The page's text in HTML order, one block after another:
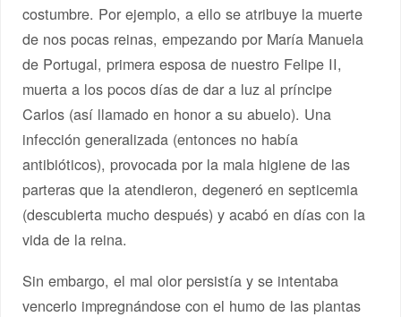
costumbre. Por ejemplo, a ello se atribuye la muerte
de nos pocas reinas, empezando por María Manuela
de Portugal, primera esposa de nuestro Felipe II,
muerta a los pocos días de dar a luz al príncipe
Carlos (así llamado en honor a su abuelo). Una
infección generalizada (entonces no había
antibióticos), provocada por la mala higiene de las
parteras que la atendieron, degeneró en septicemia
(descubierta mucho después) y acabó en días con la
vida de la reina.
Sin embargo, el mal olor persistía y se intentaba
vencerlo impregnándose con el humo de las plantas